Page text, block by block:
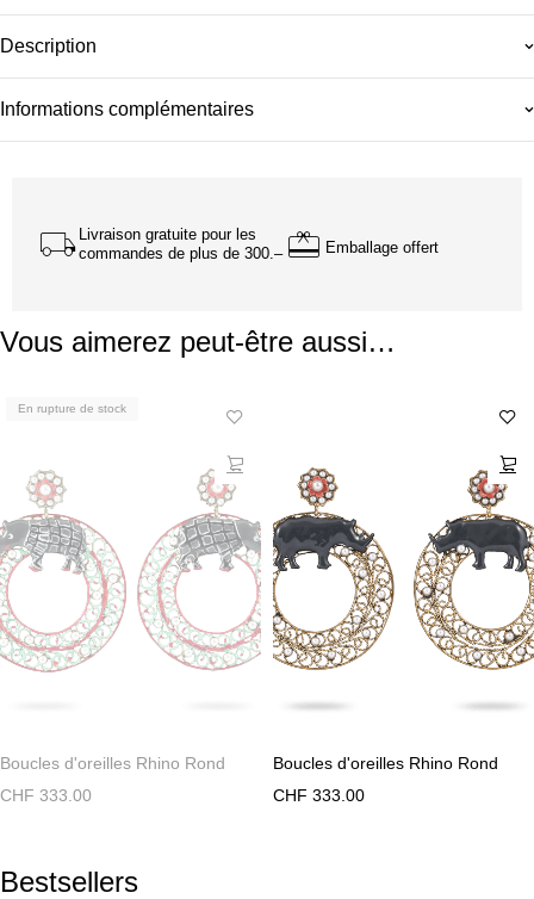
Description
Informations complémentaires
Livraison gratuite pour les
commandes de plus de 300.–
Emballage offert
Vous aimerez peut-être aussi…
En rupture de stock
Boucles d'oreilles Rhino Rond
CHF 333.00
Boucles d'oreilles Rhino Rond
CHF 333.00
Bestsellers